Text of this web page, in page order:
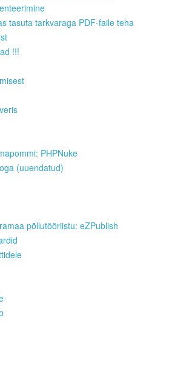
tasuta tarkvaraga PDF-faile teha
!!!
PHPNuke
(uuendatud)
põllutööriistu: eZPublish